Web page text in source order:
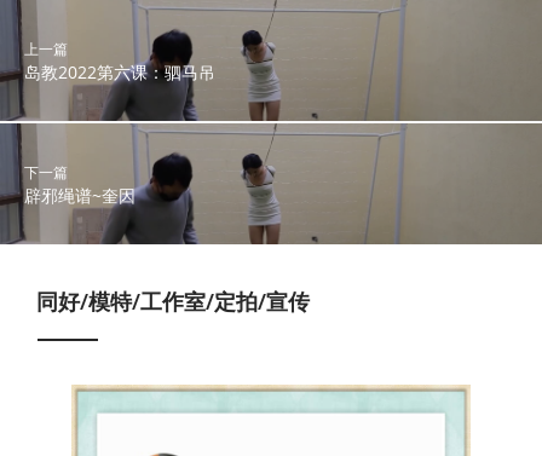
上一篇
岛教2022第六课：驷马吊
下一篇
辟邪绳谱~奎因
同好/模特/工作室/定拍/宣传